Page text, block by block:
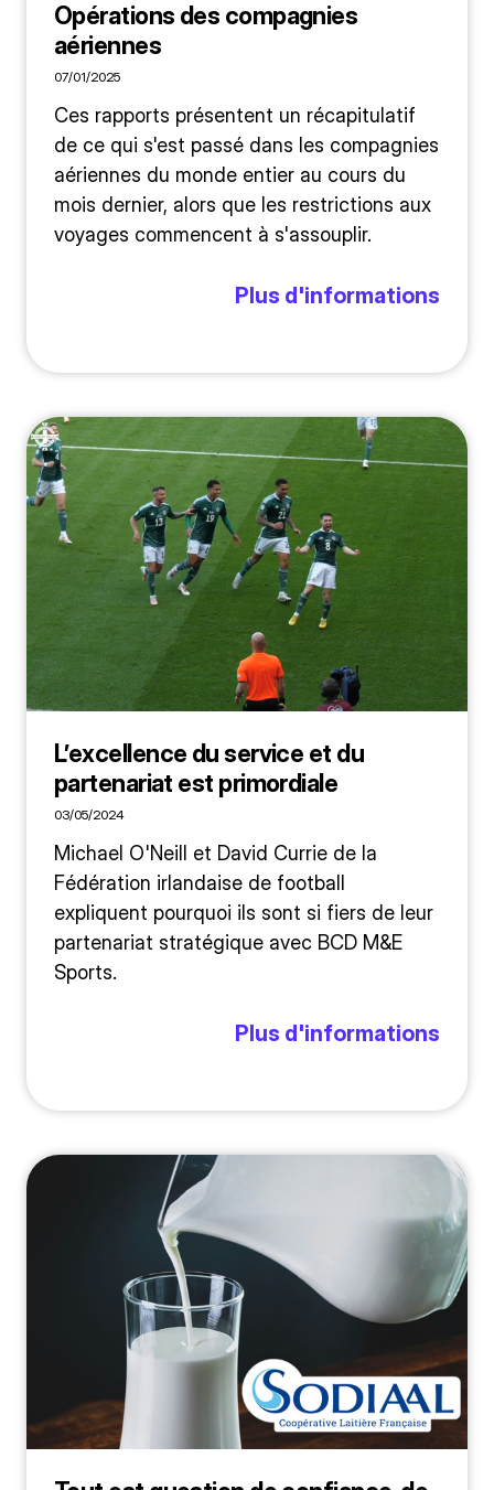
Opérations des compagnies
aériennes
07/01/2025
Ces rapports présentent un récapitulatif
de ce qui s'est passé dans les compagnies
aériennes du monde entier au cours du
mois dernier, alors que les restrictions aux
voyages commencent à s'assouplir.
Plus d'informations
L’excellence du service et du
partenariat est primordiale
03/05/2024
Michael O'Neill et David Currie de la
Fédération irlandaise de football
expliquent pourquoi ils sont si fiers de leur
partenariat stratégique avec BCD M&E
Sports.
Plus d'informations